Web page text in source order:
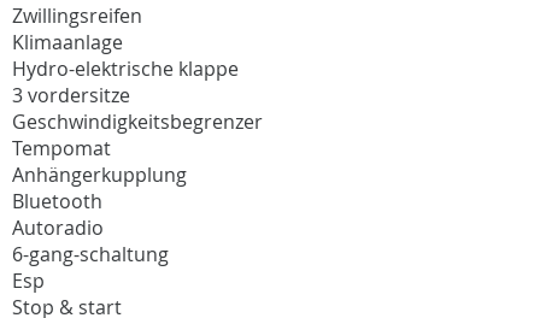
Zwillingsreifen
Klimaanlage
Hydro-elektrische klappe
3 vordersitze
Geschwindigkeitsbegrenzer
Tempomat
Anhängerkupplung
Bluetooth
Autoradio
6-gang-schaltung
Esp
Stop & start